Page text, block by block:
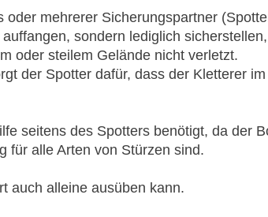
mehrerer Sicherungspartner
sondern lediglich
oder steilem Gelände nicht verletzt.
der Spotter dafür, dass der Kletterer
seitens des Spotters benötigt, da der
für alle Arten von Stürzen sind.
auch alleine ausüben kann.